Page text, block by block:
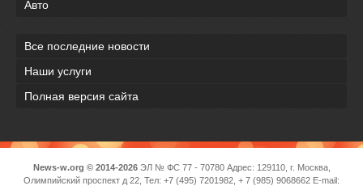
Авто
Все последние новости
Наши услуги
Полная версия сайта
News-w.org © 2014-2026ЭЛ № ФС 77 - 70780 Адрес: 129110, г. Москва,
Олимпийский проспект д 22, Тел: +7 (495) 7201982, + 7 (985) 9068662 E-mail: